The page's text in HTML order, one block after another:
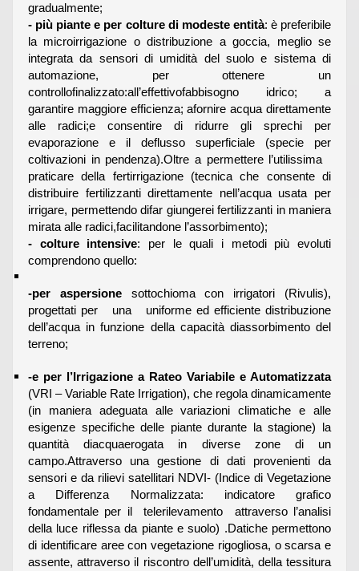
gradualmente;
- più piante e per colture di modeste entità: è preferibile
la microirrigazione o distribuzione a goccia, meglio se
integrata da sensori di umidità del suolo e sistema di
automazione, per ottenere un
controllofinalizzato:all’effettivofabbisogno idrico; a
garantire maggiore efficienza; afornire acqua direttamente
alle radici;e consentire di ridurre gli sprechi per
evaporazione e il deflusso superficiale (specie per
coltivazioni in pendenza).Oltre a permettere l’utilissima
praticare della fertirrigazione (tecnica che consente di
distribuire fertilizzanti direttamente nell’acqua usata per
irrigare, permettendo difar giungerei fertilizzanti in maniera
mirata alle radici,facilitandone l’assorbimento);
- colture intensive: per le quali i metodi più evoluti
comprendono quello:
-per aspersionesottochioma con irrigatori (Rivulis),
progettati per una uniforme ed efficiente distribuzione
dell’acqua in funzione della capacità diassorbimento del
terreno;
-e per l’Irrigazione a Rateo Variabile e Automatizzata
(VRI – Variable Rate Irrigation), che regola dinamicamente
(in maniera adeguata alle variazioni climatiche e alle
esigenze specifiche delle piante durante la stagione) la
quantità diacquaerogata in diverse zone di un
campo.Attraverso una gestione di dati provenienti da
sensori e da rilievi satellitari NDVI- (Indice di Vegetazione
a Differenza Normalizzata: indicatore grafico
fondamentale per il telerilevamento attraverso l’analisi
della luce riflessa da piante e suolo) .Datiche permettono
di identificare aree con vegetazione rigogliosa, o scarsa e
assente, attraverso il riscontro dell’umidità, della tessitura